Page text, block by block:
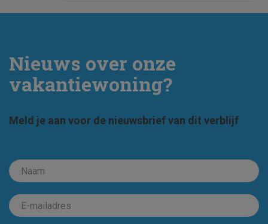
Nieuws over onze
vakantiewoning?
Meld je aan voor de nieuwsbrief van dit verblijf